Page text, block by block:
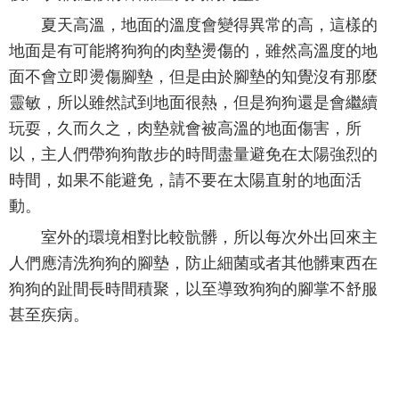
夏天高溫，地面的溫度會變得異常的高，這樣的
地面是有可能將狗狗的肉墊燙傷的，雖然高溫度的地
面不會立即燙傷腳墊，但是由於腳墊的知覺沒有那麼
靈敏，所以雖然試到地面很熱，但是狗狗還是會繼續
玩耍，久而久之，肉墊就會被高溫的地面傷害，所
以，主人們帶狗狗散步的時間盡量避免在太陽強烈的
時間，如果不能避免，請不要在太陽直射的地面活
動。
室外的環境相對比較骯髒，所以每次外出回來主
人們應清洗狗狗的腳墊，防止細菌或者其他髒東西在
狗狗的趾間長時間積聚，以至導致狗狗的腳掌不舒服
甚至疾病。